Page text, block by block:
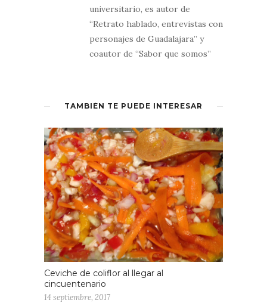
universitario, es autor de
“Retrato hablado, entrevistas con
personajes de Guadalajara” y
coautor de “Sabor que somos”
TAMBIÉN TE PUEDE INTERESAR
Ceviche de coliflor al llegar al
cincuentenario
14 septiembre, 2017